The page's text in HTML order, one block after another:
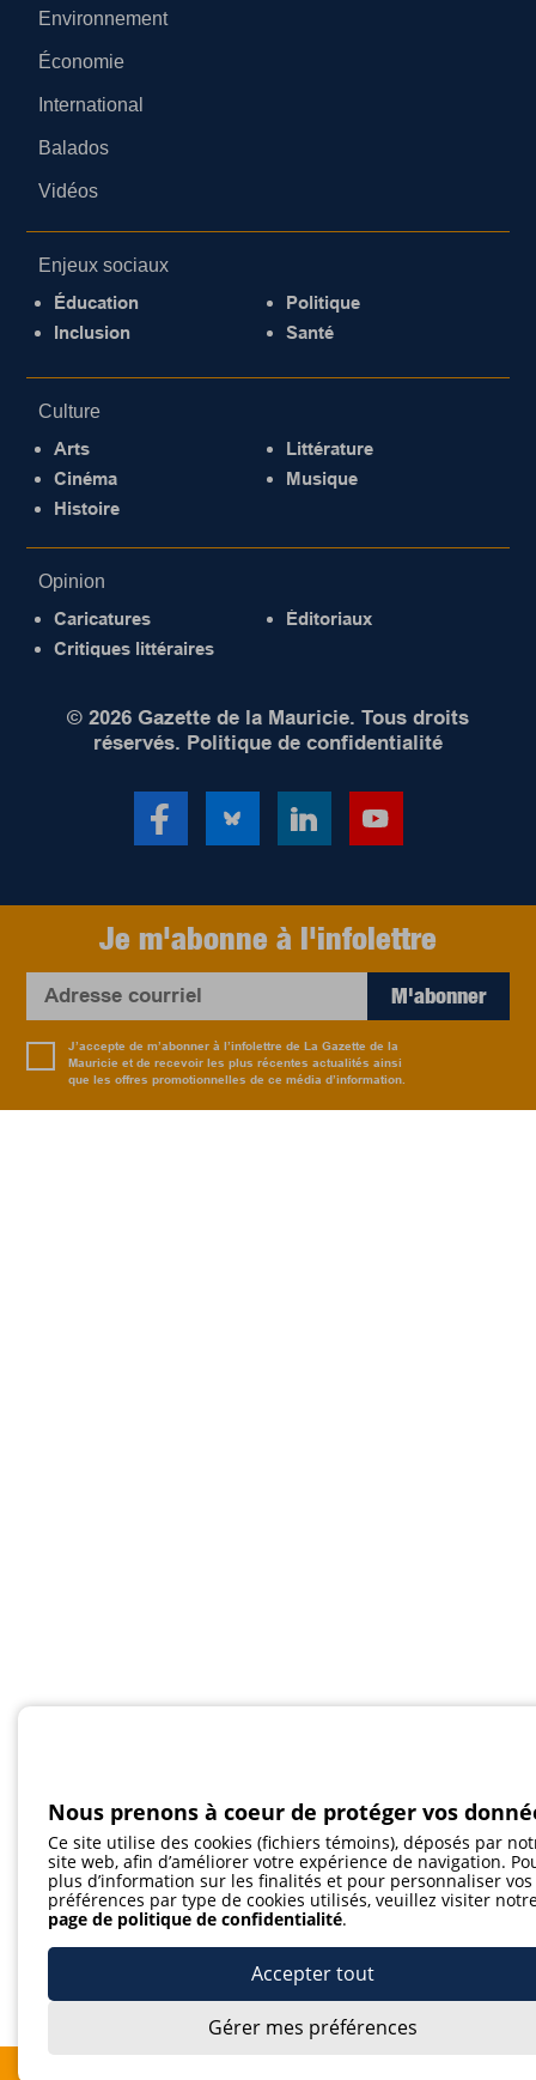
Environnement
Économie
International
Balados
Vidéos
Enjeux sociaux
Éducation
Inclusion
Politique
Santé
Culture
Arts
Cinéma
Histoire
Littérature
Musique
Opinion
Caricatures
Critiques littéraires
Éditoriaux
© 2026 Gazette de la Mauricie. Tous droits
réservés. Politique de confidentialité
Je m'abonne à l'infolettre
M'abonner
J’accepte de m’abonner à l’infolettre de La Gazette de la
Mauricie et de recevoir les plus récentes actualités ainsi
que les offres promotionnelles de ce média d’information.
Nous prenons à coeur de protéger vos
Ce site utilise des cookies (fichiers témoins), déposés par
site web, afin d’améliorer votre expérience de navigation.
plus d’information sur les finalités et pour personnaliser vos
préférences par type de cookies utilisés, veuillez visiter
page de politique de confidentialité.
Accepter tout
Gérer mes préférences